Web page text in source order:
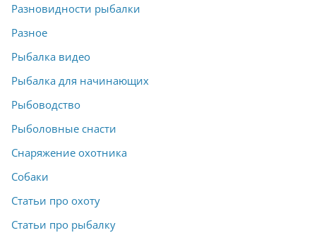
Разновидности рыбалки
Разное
Рыбалка видео
Рыбалка для начинающих
Рыбоводство
Рыболовные снасти
Снаряжение охотника
Собаки
Статьи про охоту
Статьи про рыбалку